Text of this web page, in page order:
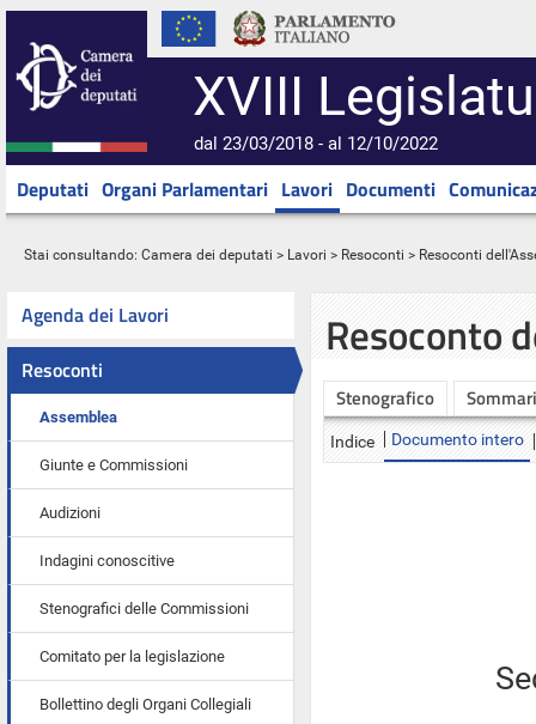
XVIII
dal 23/03/2018 - al 12/10/2022
Deputati Organi Parlamentari Lavori Documenti
Stai consultando: Camera dei deputati > Lavori > Resoconti > Resoconti
Agenda dei Lavori
Resoconti
Assemblea
Giunte e Commissioni
Audizioni
Indagini conoscitive
Stenografici delle Commissioni
Comitato per la legislazione
Bollettino degli Organi Collegiali
Resoconto
Stenografico
Indice Documento intero